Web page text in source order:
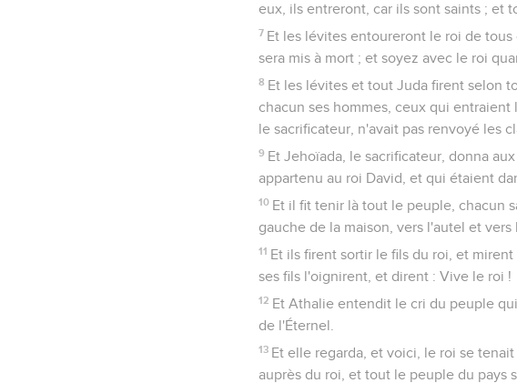
eux, ils entreront, car ils sont saints ; et
7 Et les lévites entoureront le roi de tous
sera mis à mort ; et soyez avec le roi
8 Et les lévites et tout Juda firent selon
chacun ses hommes, ceux qui
le sacrificateur, n'avait pas renvoyé les
9 Et Jehoïada, le sacrificateur, donna
appartenu au roi David, et qui étaient
10 Et il fit tenir là tout le peuple, chacun
gauche de la maison, vers l'autel et
11 Et ils firent sortir le fils du roi, et
ses fils l'oignirent, et dirent : Vive le roi !
12 Et Athalie entendit le cri du peuple
de l'Éternel.
13 Et elle regarda, et voici, le roi se
auprès du roi, et tout le peuple du pays